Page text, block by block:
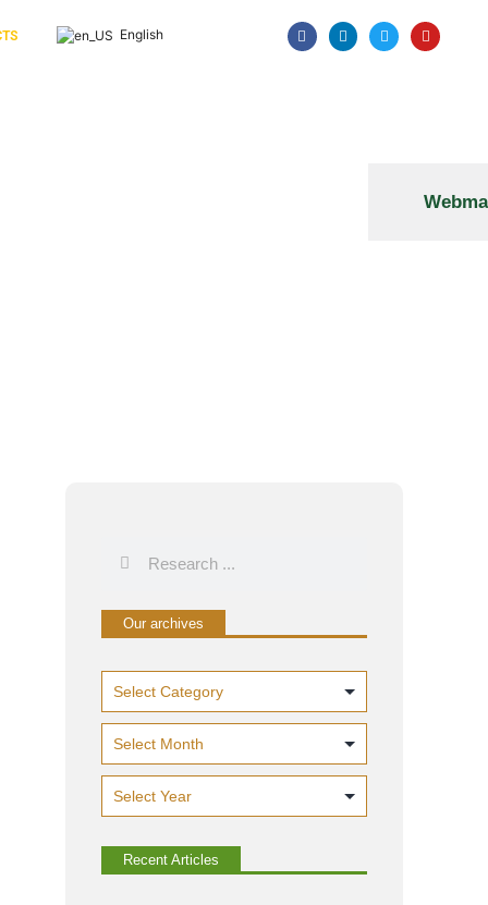
English
Our archives
Recent Articles